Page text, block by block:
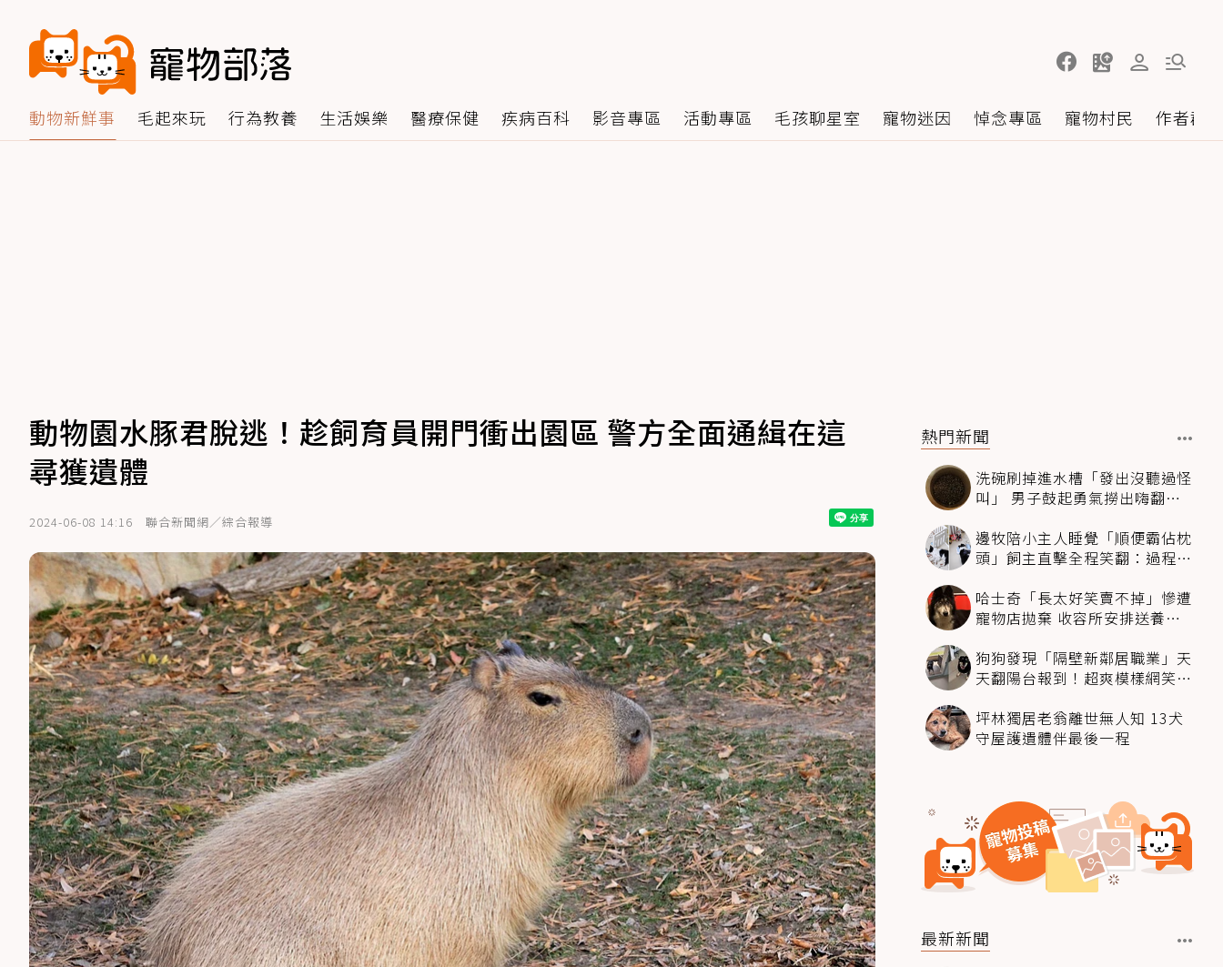
動物新鮮事 毛起來玩 行為教養 生活娛樂 醫療保健 疾病百科 影音專區 活動專區 毛孩聊星室 寵物迷因 悼念專區 寵物村民 作者群
動物園水豚君脫逃！趁飼育員開門衝出園區 警方全面通緝在這
尋獲遺體
2024-06-08 14:16 聯合新聞網／綜合報導
熱門新聞
洗碗刷掉進水槽「發出沒聽過怪
叫」 男子鼓起勇氣撈出嗨翻：
邊牧陪小主人睡覺「順便霸佔枕
頭」飼主直擊全程笑翻：過程絲
哈士奇「長太好笑賣不掉」慘遭
寵物店拋棄 收容所安排送養活
狗狗發現「隔壁新鄰居職業」天
天翻陽台報到！超爽模樣網笑
坪林獨居老翁離世無人知 13犬
守屋護遺體伴最後一程
最新新聞